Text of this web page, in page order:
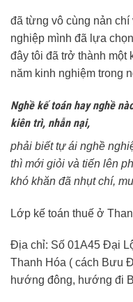
đã từng vô cùng nản
nghiệp mình đã lựa
đây tôi đã trở thành
năm kinh nghiệm trong
Nghề kế toán hay nghề
kiên trì, nhẫn nại,
phải biết tự ái nghề
thì mới giỏi và tiến lên
khó khăn đã nhụt chí,
Lớp kế toán thuế ở
Địa chỉ: Số 01A45 Đại
Thanh Hóa ( cách Bưu
hướng đông, hướng đi